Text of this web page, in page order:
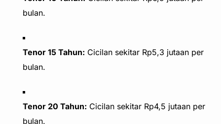
bulan.
Tenor 15 Tahun: Cicilan sekitar Rp5,3 jutaan per
bulan.
Tenor 20 Tahun: Cicilan sekitar Rp4,5 jutaan per
bulan.